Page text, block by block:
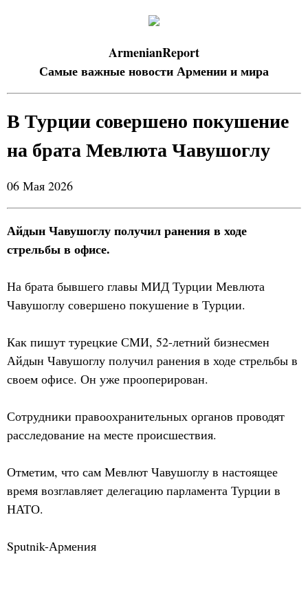
ArmenianReport
Самые важные новости Армении и мира
В Турции совершено покушение
на брата Мевлюта Чавушоглу
06 Мая 2026
Айдын Чавушоглу получил ранения в ходе
стрельбы в офисе.
На брата бывшего главы МИД Турции Мевлюта
Чавушоглу совершено покушение в Турции.
Как пишут турецкие СМИ, 52-летний бизнесмен
Айдын Чавушоглу получил ранения в ходе стрельбы в
своем офисе. Он уже прооперирован.
Сотрудники правоохранительных органов проводят
расследование на месте происшествия.
Отметим, что сам Мевлют Чавушоглу в настоящее
время возглавляет делегацию парламента Турции в
НАТО.
Sputnik-Армения